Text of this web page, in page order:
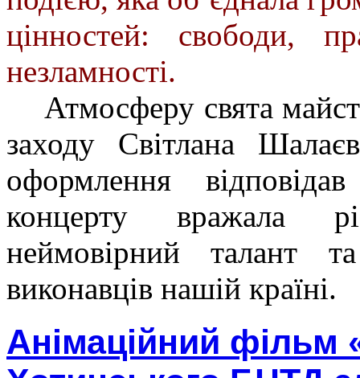
цінностей: свободи,
незламності.
Атмосферу свята
заходу Світлана
оформлення
концерту вражала
неймовірний талант
виконавців нашій країні.
Анімаційний фільм